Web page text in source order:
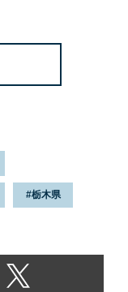
栃木県